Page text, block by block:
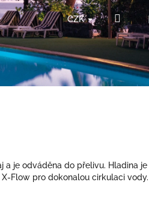
CZK
a je odváděna do přelivu. Hladina
Flow pro dokonalou cirkulaci vody.